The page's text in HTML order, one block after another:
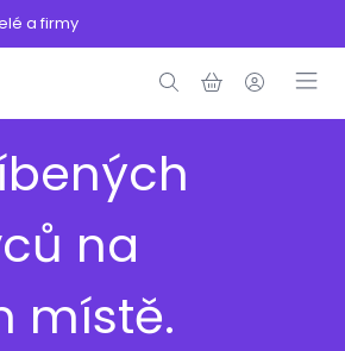
a firmy
na
místě.